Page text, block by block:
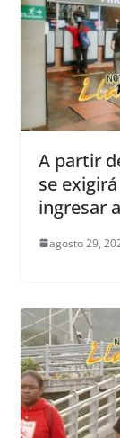
A partir
se
ingresar
agosto 29,